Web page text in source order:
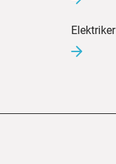
Elektriker